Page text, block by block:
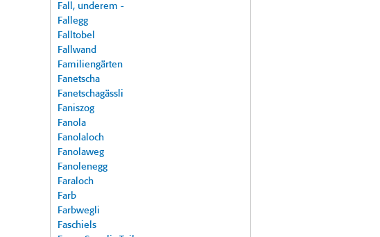
Fall, underem -
Fallegg
Falltobel
Fallwand
Familiengärten
Fanetscha
Fanetschagässli
Faniszog
Fanola
Fanolaloch
Fanolaweg
Fanolenegg
Faraloch
Farb
Farbwegli
Faschiels